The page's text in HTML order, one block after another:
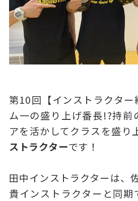
第10回【インストラクター
ム一の盛り上げ番長!?持前
アを活かしてクラスを盛り
ストラクターです！
田中インストラクターは、
貴インストラクターと同期